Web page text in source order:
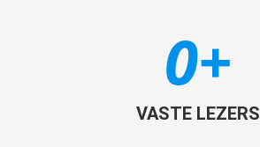
VASTE LEZERS
0+